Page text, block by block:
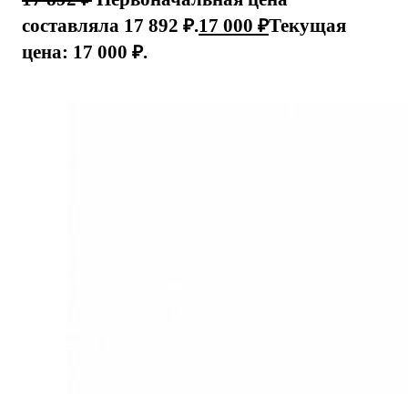
составляла 17 892 ₽.17 000 ₽Текущая
цена: 17 000 ₽.